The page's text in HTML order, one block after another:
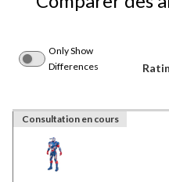
Only Show
Differences
Consultation en cours